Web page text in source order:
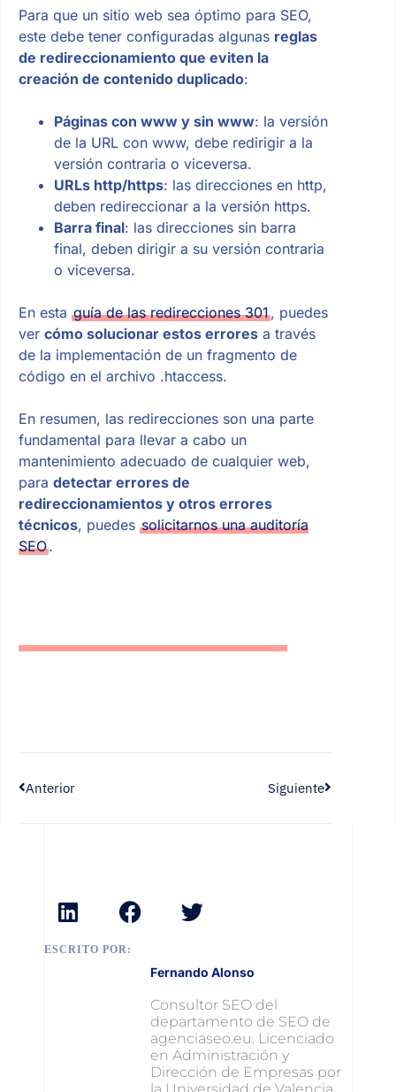
Para que un sitio web sea óptimo para SEO,
este debe tener configuradas algunas reglas
de redireccionamiento que eviten la
creación de contenido duplicado:
Páginas con www y sin www: la versión
de la URL con www, debe redirigir a la
versión contraria o viceversa.
URLs http/https: las direcciones en http,
deben redireccionar a la versión https.
Barra final: las direcciones sin barra
final, deben dirigir a su versión contraria
o viceversa.
En esta guía de las redirecciones 301, puedes
ver cómo solucionar estos erroresa través
de la implementación de un fragmento de
código en el archivo .htaccess.
En resumen, las redirecciones son una parte
fundamental para llevar a cabo un
mantenimiento adecuado de cualquier web,
para detectar errores de
redireccionamientos y otros errores
técnicos, puedes solicitarnos una auditoría
SEO.
Anterior Siguiente
ESCRITO POR:
Fernando Alonso
Consultor SEO del
departamento de SEO de
agenciaseo.eu. Licenciado
en Administración y
Dirección de Empresas por